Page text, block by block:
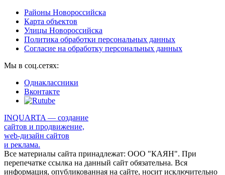
Районы Новороссийска
Карта объектов
Улицы Новороссийска
Политика обработки персональных данных
Согласие на обработку персональных данных
Мы в соц.сетях:
Однаклассники
Вконтакте
INQUARTA — создание
сайтов и продвижение,
web-дизайн сайтов
и реклама.
Все материалы сайта принадлежат: ООО "КАЯН". При
перепечатке ссылка на данный сайт обязательна. Вся
информация, опубликованная на сайте, носит исключительно